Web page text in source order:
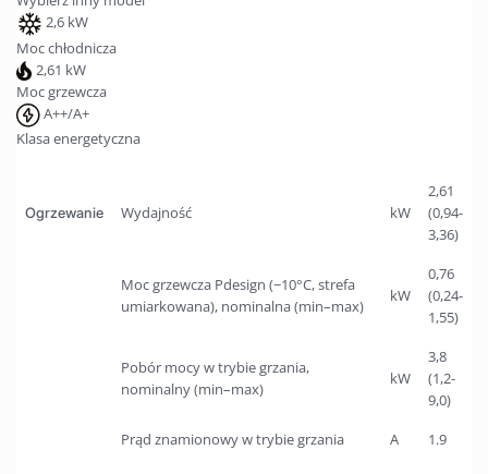
2,6 kW
Moc chłodnicza
2,61 kW
Moc grzewcza
A++/A+
Klasa energetyczna
Ogrzewanie Wydajność kW
2,61
(0,94-
3,36)
Moc grzewcza Pdesign (−10°C, strefa
umiarkowana), nominalna (min–max)
kW
0,76
(0,24-
1,55)
Pobór mocy w trybie grzania,
nominalny (min–max)
kW
3,8
(1,2-
9,0)
Prąd znamionowy w trybie grzania
A
1.9